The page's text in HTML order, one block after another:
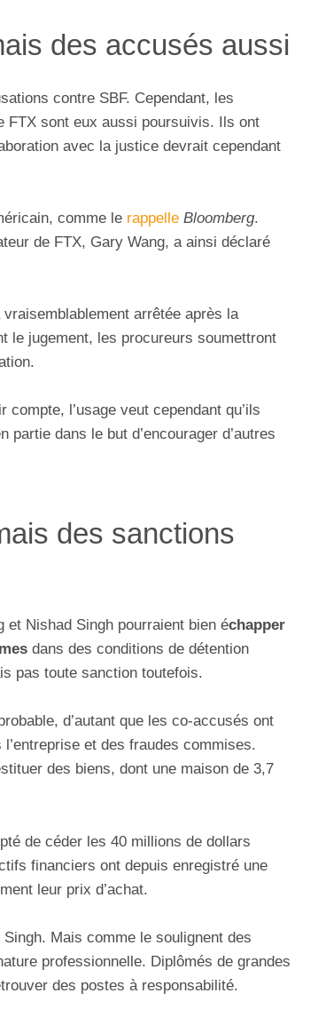
des accusés aussi
contre SBF. Cependant, les
FTX sont eux aussi poursuivis. Ils ont
avec la justice devrait cependant
comme le rappelle Bloomberg.
de FTX, Gary Wang, a ainsi déclaré
arrêtée après la
le jugement, les procureurs soumettront
l’usage veut cependant qu’ils
dans le but d’encourager d’autres
des sanctions
et Nishad Singh pourraient bien échapper
dans des conditions de détention
pas toute sanction toutefois.
d’autant que les co-accusés ont
et des fraudes commises.
des biens, dont une maison de 3,7
de céder les 40 millions de dollars
financiers ont depuis enregistré une
leur prix d’achat.
Mais comme le soulignent des
professionnelle. Diplômés de grandes
des postes à responsabilité.